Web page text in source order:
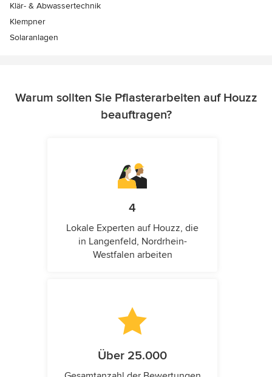
Klär- & Abwassertechnik
Klempner
Solaranlagen
Warum sollten Sie Pflasterarbeiten auf Houzz
beauftragen?
4
Lokale Experten auf Houzz, die
in Langenfeld, Nordrhein-
Westfalen arbeiten
Über 25.000